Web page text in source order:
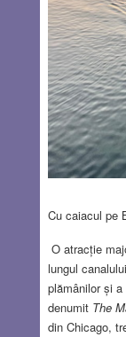
Cu caiacul pe
O atracție
lungul
plămânilor și
denumit The
din Chicago,